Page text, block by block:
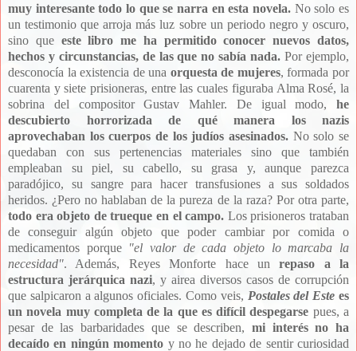
muy interesante todo lo que se narra en esta novela. No solo es
un testimonio que arroja más luz sobre un periodo negro y oscuro,
sino queeste libro me ha permitido conocer nuevos datos,
hechos y circunstancias, de las que no sabía nada.Por ejemplo,
desconocía la existencia de una orquesta de mujeres, formada por
cuarenta y siete prisioneras, entre las cuales figuraba Alma Rosé, la
sobrina del compositor Gustav Mahler. De igual modo, he
descubierto horrorizada de qué manera los nazis
aprovechaban los cuerpos de los judíos asesinados. No solo se
quedaban con sus pertenencias materiales sino que también
empleaban su piel, su cabello, su grasa y, aunque parezca
paradójico, su sangre para hacer transfusiones a sus soldados
heridos. ¿Pero no hablaban de la pureza de la raza? Por otra parte,
todo era objeto de trueque en el campo. Los prisioneros trataban
de conseguir algún objeto que poder cambiar por comida o
medicamentos porque "el valor de cada objeto lo marcaba la
necesidad". Además, Reyes Monforte hace unrepaso a la
estructura jerárquica nazi, y airea diversos casos de corrupción
que salpicaron a algunos oficiales. Como veis, Postales del Este es
un novela muy completa de la que es difícil despegarse pues, a
pesar de las barbaridades que se describen, mi interés no ha
decaído en ningún momento y no he dejado de sentir curiosidad